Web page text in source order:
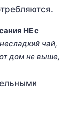
НЕ с
несладкий чай,
дом не выше,